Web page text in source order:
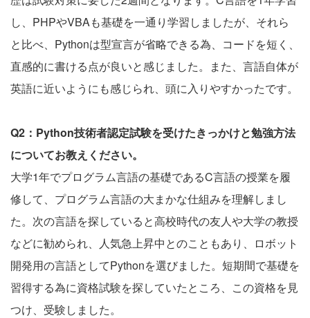
し、PHPやVBAも基礎を一通り学習しましたが、それら
と比べ、Pythonは型宣言が省略できる為、コードを短く、
直感的に書ける点が良いと感じました。また、言語自体が
英語に近いようにも感じられ、頭に入りやすかったです。
Q2：Python技術者認定試験を受けたきっかけと勉強方法
についてお教えください。
大学1年でプログラム言語の基礎であるC言語の授業を履
修して、プログラム言語の大まかな仕組みを理解しまし
た。次の言語を探していると高校時代の友人や大学の教授
などに勧められ、人気急上昇中とのこともあり、ロボット
開発用の言語としてPythonを選びました。短期間で基礎を
習得する為に資格試験を探していたところ、この資格を見
つけ、受験しました。